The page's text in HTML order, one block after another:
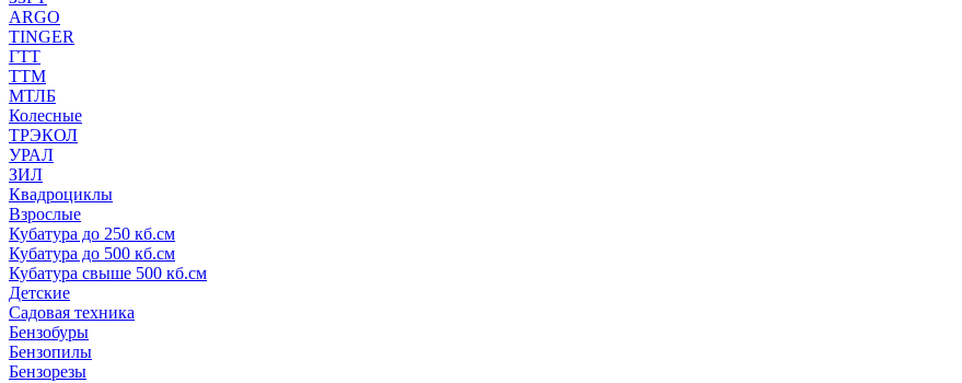
ARGO
TINGER
ГТТ
ТТМ
МТЛБ
Колесные
ТРЭКОЛ
УРАЛ
ЗИЛ
Квадроциклы
Взрослые
Кубатура до 250 кб.см
Кубатура до 500 кб.см
Кубатура свыше 500 кб.см
Детские
Садовая техника
Бензобуры
Бензопилы
Бензорезы